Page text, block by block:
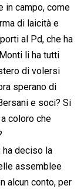
in campo, come
di laicità e
al Pd, che ha
li ha tutti
di volersi
sperano di
e soci? Si
coloro che
deciso la
assemblee
alcun conto, per